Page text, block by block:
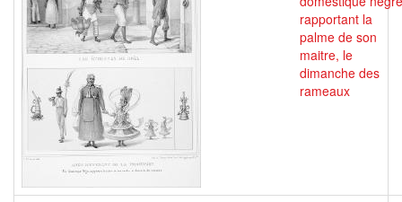
rapportant la
palme de son
maitre, le
dimanche des
rameaux